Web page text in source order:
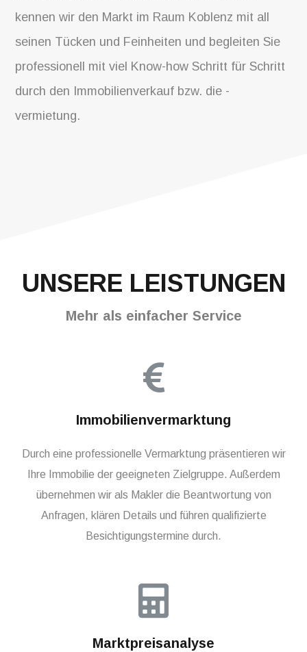
kennen wir den Markt im Raum Koblenz mit all
seinen Tücken und Feinheiten und begleiten Sie
professionell mit viel Know-how Schritt für Schritt
durch den Immobilienverkauf bzw. die -
vermietung.
UNSERE LEISTUNGEN
Mehr als einfacher Service
Immobilienvermarktung
Durch eine professionelle Vermarktung präsentieren wir
Ihre Immobilie der geeigneten Zielgruppe. Außerdem
übernehmen wir als Makler die Beantwortung von
Anfragen, klären Details und führen qualifizierte
Besichtigungstermine durch.
Marktpreisanalyse